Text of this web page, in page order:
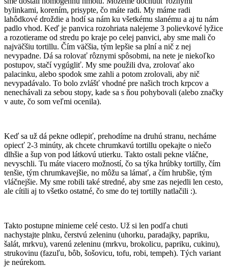
bylinkami, korením, prisypte, čo máte radi. My máme radi
lahôdkové droždie a hodí sa nám ku všetkému slanému a aj tu nám
padlo vhod. Keď je panvica rozohriata nalejeme 3 polievkové lyžice
a rozotierame od stredu po kraje po celej panvici, aby sme mali čo
najväčšiu tortillu. Čím väčšia, tým lepšie sa plní a nič z nej
nevypadne. Dá sa rolovať rôznymi spôsobmi, na nete je niekoľko
postupov, stačí vygúgliť. My sme použili dva, zrolovať ako
palacinku, alebo spodok sme zahli a potom zrolovali, aby nič
nevypadávalo. To bolo zvlášť vhodné pre našich troch krpcov a
nenechávali za sebou stopy, kade sa s ňou pohybovali (alebo značky
v aute, čo som veľmi ocenila).
Keď sa už dá pekne odlepiť, prehodíme na druhú stranu, necháme
opiecť 2-3 minúty, ak chcete chrumkavú tortillu opekajte o niečo
dlhšie a šup von pod látkovú utierku. Takto ostali pekne vláčne,
nevyschli. Tu máte viacero možností, čo sa týka hrúbky tortilly, čím
tenšie, tým chrumkavejšie, no môžu sa lámať, a čím hrubšie, tým
vláčnejšie. My sme robili také stredné, aby sme zas nejedli len cesto,
ale cítili aj to všetko ostatné, čo sme do tej tortilly natlačili :).
Takto postupne minieme celé cesto. Už si len podľa chuti
nachystajte plnku, čerstvú zeleninu (uhorku, paradajky, papriku,
šalát, mrkvu), varenú zeleninu (mrkvu, brokolicu, papriku, cukinu),
strukovinu (fazuľu, bôb, šošovicu, tofu, robi, tempeh). Tých variant
je neúrekom.